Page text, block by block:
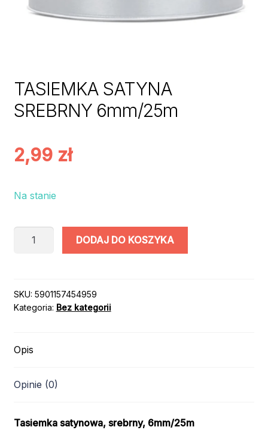
TASIEMKA SATYNA
SREBRNY 6mm/25m
2,99 zł
Na stanie
6mm/25m
DODAJ DO KOSZYKA
SKU: 5901157454959
Kategoria: Bez kategorii
Opis
Opinie (0)
Tasiemka satynowa, srebrny, 6mm/25m